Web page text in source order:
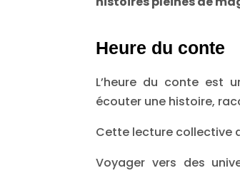
Heure du conte
L’heure du conte est
écouter une histoire,
Cette lecture collective
Voyager vers des